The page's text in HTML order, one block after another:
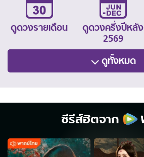
ดูดวงรายเดือน
ดูดวงครึ่งปีหลัง
2569
ดูทั้งหมด
ซีรีส์ฮิตจาก